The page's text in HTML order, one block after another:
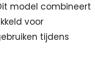
model combineert
voor
tijdens